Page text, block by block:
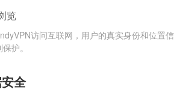
览
访问互联网，用户的真实身份和位置信
护。
全